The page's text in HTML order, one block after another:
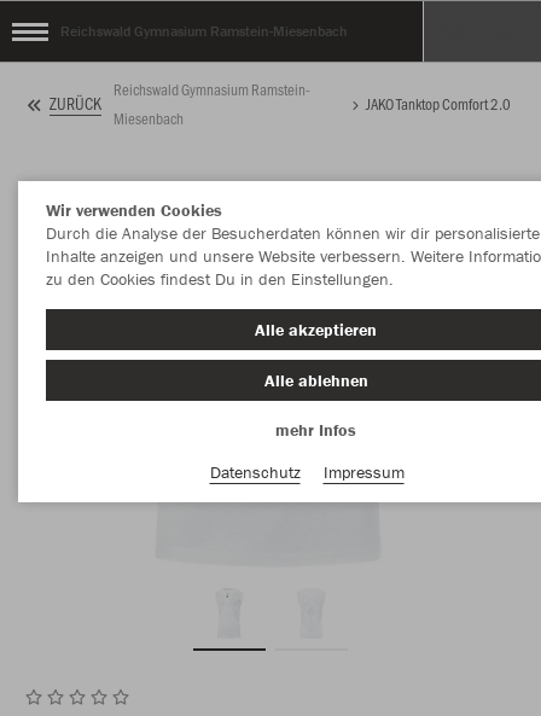
Reichswald Gymnasium Ramstein-Miesenbach
ZURÜCK
Reichswald Gymnasium Ramstein-
Miesenbach
JAKO Tanktop Comfort 2.0
Wir verwenden Cookies
Durch die Analyse der Besucherdaten können wir dir personalisierte
Inhalte anzeigen und unsere Website verbessern. Weitere
zu den Cookies findest Du in den Einstellungen.
Alle akzeptieren
Alle ablehnen
mehr Infos
Datenschutz
Impressum